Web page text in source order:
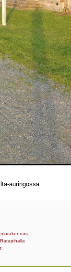
auringossa